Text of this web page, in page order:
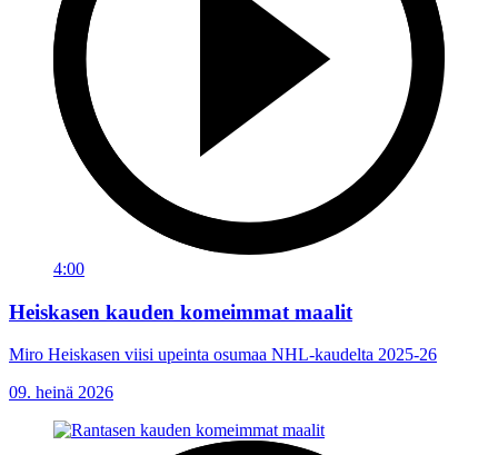
4:00
Heiskasen kauden komeimmat maalit
Miro Heiskasen viisi upeinta osumaa NHL-kaudelta 2025-26
09. heinä 2026